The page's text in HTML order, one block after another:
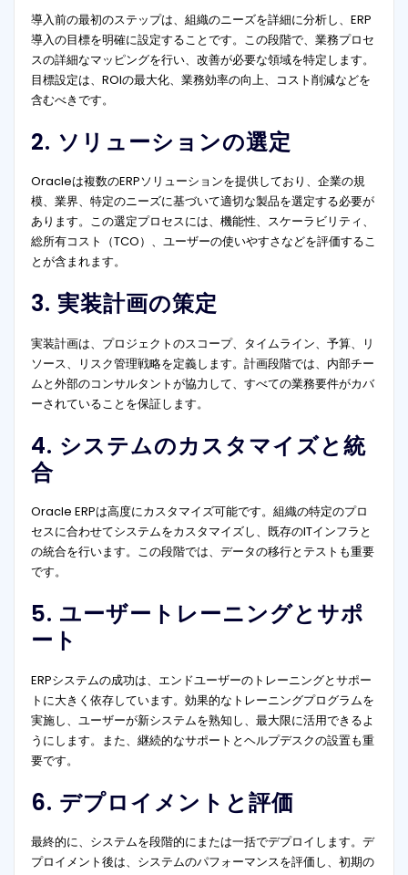
導入前の最初のステップは、組織のニーズを詳細に分析し、ERP
導入の目標を明確に設定することです。この段階で、業務プロセ
スの詳細なマッピングを行い、改善が必要な領域を特定します。
目標設定は、ROIの最大化、業務効率の向上、コスト削減などを
含むべきです。
2. ソリューションの選定
Oracleは複数のERPソリューションを提供しており、企業の規
模、業界、特定のニーズに基づいて適切な製品を選定する必要が
あります。この選定プロセスには、機能性、スケーラビリティ、
総所有コスト（TCO）、ユーザーの使いやすさなどを評価するこ
とが含まれます。
3. 実装計画の策定
実装計画は、プロジェクトのスコープ、タイムライン、予算、リ
ソース、リスク管理戦略を定義します。計画段階では、内部チー
ムと外部のコンサルタントが協力して、すべての業務要件がカバ
ーされていることを保証します。
4. システムのカスタマイズと統
合
Oracle ERPは高度にカスタマイズ可能です。組織の特定のプロ
セスに合わせてシステムをカスタマイズし、既存のITインフラと
の統合を行います。この段階では、データの移行とテストも重要
です。
5. ユーザートレーニングとサポ
ート
ERPシステムの成功は、エンドユーザーのトレーニングとサポー
トに大きく依存しています。効果的なトレーニングプログラムを
実施し、ユーザーが新システムを熟知し、最大限に活用できるよ
うにします。また、継続的なサポートとヘルプデスクの設置も重
要です。
6. デプロイメントと評価
最終的に、システムを段階的にまたは一括でデプロイします。デ
プロイメント後は、システムのパフォーマンスを評価し、初期の